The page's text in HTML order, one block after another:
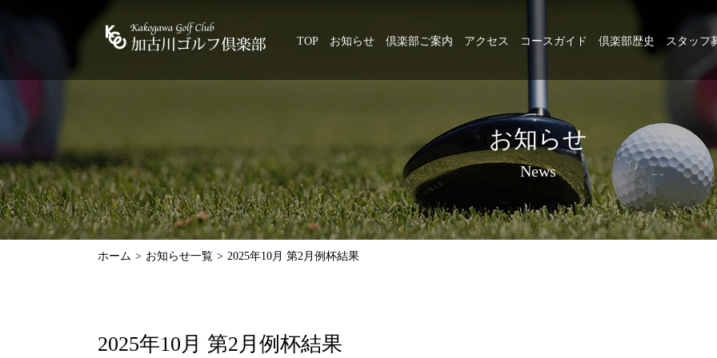
TOP お知らせ 倶楽部ご案内 アクセス コースガイド 倶楽部歴史 スタッフ
お知らせ
News
ホーム お知らせ一覧 2025年10月 第2月例杯結果
2025年10月 第2月例杯結果